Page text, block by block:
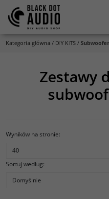
Kategoria główna / DIY KITS /
Zestawy
Wyników na stronie:
Sortuj według: